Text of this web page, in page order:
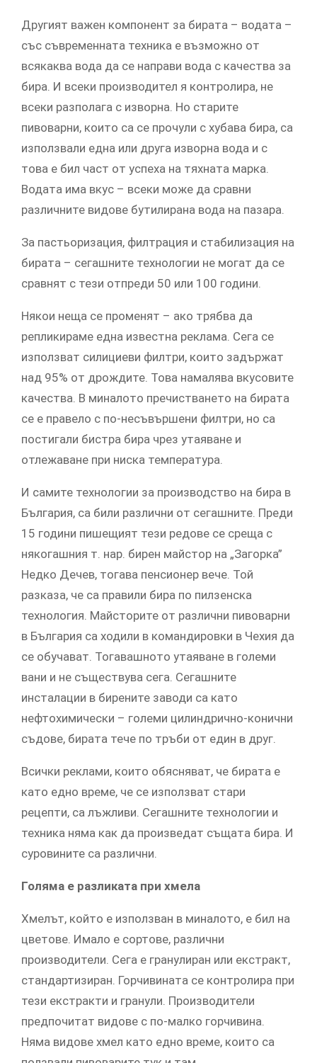
Другият важен компонент за бирата – водата –
със съвременната техника е възможно от
всякаква вода да се направи вода с качества за
бира. И всеки производител я контролира, не
всеки разполага с изворна. Но старите
пивоварни, които са се прочули с хубава бира, са
използвали една или друга изворна вода и с
това е бил част от успеха на тяхната марка.
Водата има вкус – всеки може да сравни
различните видове бутилирана вода на пазара.
За пастьоризация, филтрация и стабилизация на
бирата – сегашните технологии не могат да се
сравнят с тези отпреди 50 или 100 години.
Някои неща се променят – ако трябва да
репликираме една известна реклама. Сега се
използват силициеви филтри, които задържат
над 95% от дрождите. Това намалява вкусовите
качества. В миналото пречистването на бирата
се е правело с по-несъвършени филтри, но са
постигали бистра бира чрез утаяване и
отлежаване при ниска температура.
И самите технологии за производство на бира в
България, са били различни от сегашните. Преди
15 години пишещият тези редове се среща с
някогашния т. нар. бирен майстор на „Загорка”
Недко Дечев, тогава пенсионер вече. Той
разказа, че са правили бира по пилзенска
технология. Майсторите от различни пивоварни
в България са ходили в командировки в Чехия да
се обучават. Тогавашното утаяване в големи
вани и не съществува сега. Сегашните
инсталации в бирените заводи са като
нефтохимически – големи цилиндрично-конични
съдове, бирата тече по тръби от един в друг.
Всички реклами, които обясняват, че бирата е
като едно време, че се използват стари
рецепти, са лъжливи. Сегашните технологии и
техника няма как да произведат същата бира. И
суровините са различни.
Голяма е разликата при хмела
Хмелът, който е използван в миналото, е бил на
цветове. Имало е сортове, различни
производители. Сега е гранулиран или екстракт,
стандартизиран. Горчивината се контролира при
тези екстракти и гранули. Производители
предпочитат видове с по-малко горчивина.
Няма видове хмел като едно време, които са